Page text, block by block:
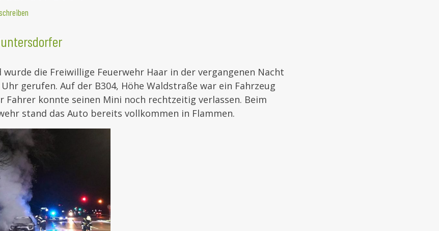
wurde die Freiwillige Feuerwehr Haar in der vergangenen Nacht
Uhr gerufen. Auf der B304, Höhe Waldstraße war ein Fahrzeug
Fahrer konnte seinen Mini noch rechtzeitig verlassen. Beim
stand das Auto bereits vollkommen in Flammen.